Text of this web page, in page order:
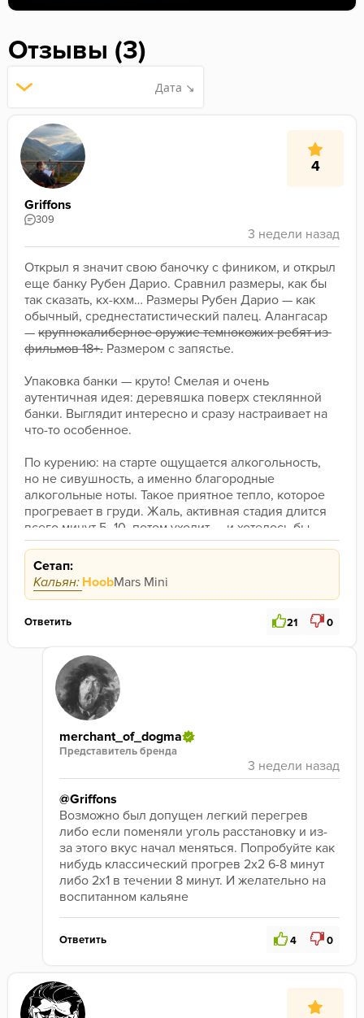
Отзывы (3)
Дата ↘
4
Griffons
309
Открыл я значит свою баночку с фиником, и открыл
еще банку Рубен Дарио. Сравнил размеры, как бы
так сказать, кх-кхм… Размеры Рубен Дарио — как
обычный, среднестатистический палец. Алангасар
— крупнокалиберное оружие темнокожих ребят из
фильмов 18+. Размером с запястье.
Упаковка банки — круто! Смелая и очень
аутентичная идея: деревяшка поверх стеклянной
банки. Выглядит интересно и сразу настраивает на
что-то особенное.
По курению: на старте ощущается алкогольность,
но не сивушность, а именно благородные
алкогольные ноты. Такое приятное тепло, которое
прогревает в груди. Жаль, активная стадия длится
всего минут 5–10, потом уходит — и хотелось бы,
чтобы этот вайб задержался подольше.
Вкус приятный, но сухой. Почему-то через эту
сухость чаще всего представлял сухоцветы или
«Удмуртский сбор». Чаще всего я ловил именно
концу сессии — такую, тоже сухую, как
потрескавшаяся земля, не очень богатую на
аромат.
Крепость — чуть выше средней, мне буквально
немного не хватило. Тот же Андрэ Гигант показался
и вкуснее, и сильно крепче.
какой-то изюминки, вкуса в процессе курения,
скучно. Согласитесь, сухое сено — не самая
лучшая вкусовая ассоциация. Но опыт всё равно
интересный. Ни о чем не жалею, плюс финик
большой — еще удастся поэкспериментировать.
Курил на чаше Троф + dering bowls (нет в сетапе)
Китай колодка, 1+3, 25мм
Сетап:
Кальян: HoobMars Mini
Ответить 21 0
merchant_of_dogma
Представитель бренда
@Griffons
Возможно был допущен легкий перегрев
либо если поменяли уголь расстановку и из-
за этого вкус начал меняться. Попробуйте как
нибудь классический прогрев 2х2 6-8 минут
либо 2х1 в течении 8 минут. И желательно на
воспитанном кальяне
Ответить 4 0